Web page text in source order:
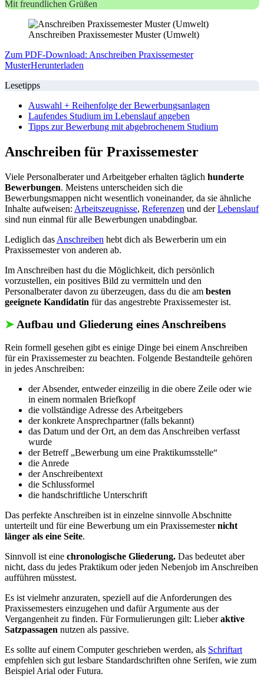
Mit freundlichen Grüßen
Anschreiben Praxissemester Muster (Umwelt)
Zum PDF-Download: Anschreiben Praxissemester
MusterHerunterladen
Lesetipps
Auswahl + Reihenfolge der Bewerbungsanlagen
Laufendes Studium im Lebenslauf angeben
Tipps zur Bewerbung mit abgebrochenem Studium
Anschreiben für Praxissemester
Viele Personalberater und Arbeitgeber erhalten täglich hunderte
Bewerbungen. Meistens unterscheiden sich die
Bewerbungsmappen nicht wesentlich voneinander, da sie ähnliche
Inhalte aufweisen: Arbeitszeugnisse, Referenzen und derLebenslauf
sind nun einmal für alle Bewerbungen unabdingbar.
Lediglich das Anschreiben hebt dich als Bewerberin um ein
Praxissemester von anderen ab.
Im Anschreiben hast du die Möglichkeit, dich persönlich
vorzustellen, ein positives Bild zu vermitteln und den
Personalberater davon zu überzeugen, dass du die am besten
geeignete Kandidatin für das angestrebte Praxissemester ist.
➤Aufbau und Gliederung eines Anschreibens
Rein formell gesehen gibt es einige Dinge bei einem Anschreiben
für ein Praxissemester zu beachten. Folgende Bestandteile gehören
in jedes Anschreiben:
der Absender, entweder einzeilig in die obere Zeile oder wie
in einem normalen Briefkopf
die vollständige Adresse des Arbeitgebers
der konkrete Ansprechpartner (falls bekannt)
das Datum und der Ort, an dem das Anschreiben verfasst
wurde
der Betreff „Bewerbung um eine Praktikumsstelle“
die Anrede
der Anschreibentext
die Schlussformel
die handschriftliche Unterschrift
Das perfekte Anschreiben ist in einzelne sinnvolle Abschnitte
unterteilt und für eine Bewerbung um ein Praxissemesternicht
länger als eine Seite.
Sinnvoll ist eine chronologische Gliederung. Das bedeutet aber
nicht, dass du jedes Praktikum oder jeden Nebenjob im Anschreiben
aufführen müsstest.
Es ist vielmehr anzuraten, speziell auf die Anforderungen des
Praxissemesters einzugehen und dafür Argumente aus der
Vergangenheit zu finden. Für Formulierungen gilt: Lieberaktive
Satzpassagen nutzen als passive.
Es sollte auf einem Computer geschrieben werden, als Schriftart
empfehlen sich gut lesbare Standardschriften ohne Serifen, wie zum
Beispiel Arial oder Futura.